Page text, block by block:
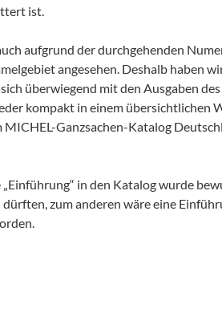
ist.
aufgrund der durchgehenden
angesehen. Deshalb haben
überwiegend mit den Ausgaben
kompakt in einem übersichtlichen
MICHEL-Ganzsachen-Katalog
„Einführung“ in den Katalog wurde
zum anderen wäre eine